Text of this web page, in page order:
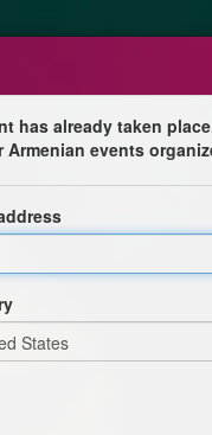
»
Venise date du
de la première
se sont
la ville. Comme
Ils ont laissé de
has already taken
Armenian events